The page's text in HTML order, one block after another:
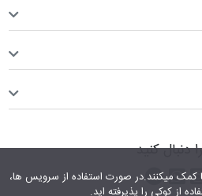
کوکی ها در ارائه بهتر سرویس‎ به ما کمک می‎کنند.در صورت استفاده از سرویس ها،
از کوکی را پذیرفته اید.
دنبال کنید
پیام رسان واتس اپ
کانال تلگرام